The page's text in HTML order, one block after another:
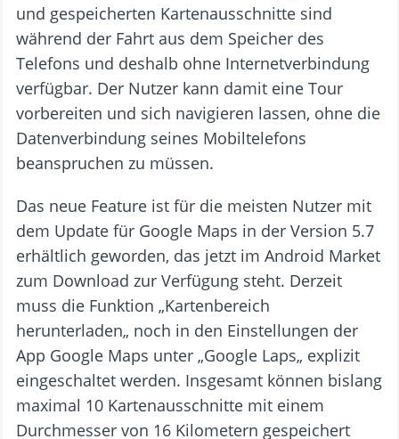
und gespeicherten Kartenausschnitte sind
während der Fahrt aus dem Speicher des
Telefons und deshalb ohne Internetverbindung
verfügbar. Der Nutzer kann damit eine Tour
vorbereiten und sich navigieren lassen, ohne die
Datenverbindung seines Mobiltelefons
beanspruchen zu müssen.
Das neue Feature ist für die meisten Nutzer mit
dem Update für Google Maps in der Version 5.7
erhältlich geworden, das jetzt im Android Market
zum Download zur Verfügung steht. Derzeit
muss die Funktion „Kartenbereich
herunterladen„ noch in den Einstellungen der
App Google Maps unter „Google Laps„ explizit
eingeschaltet werden. Insgesamt können bislang
maximal 10 Kartenausschnitte mit einem
Durchmesser von 16 Kilometern gespeichert